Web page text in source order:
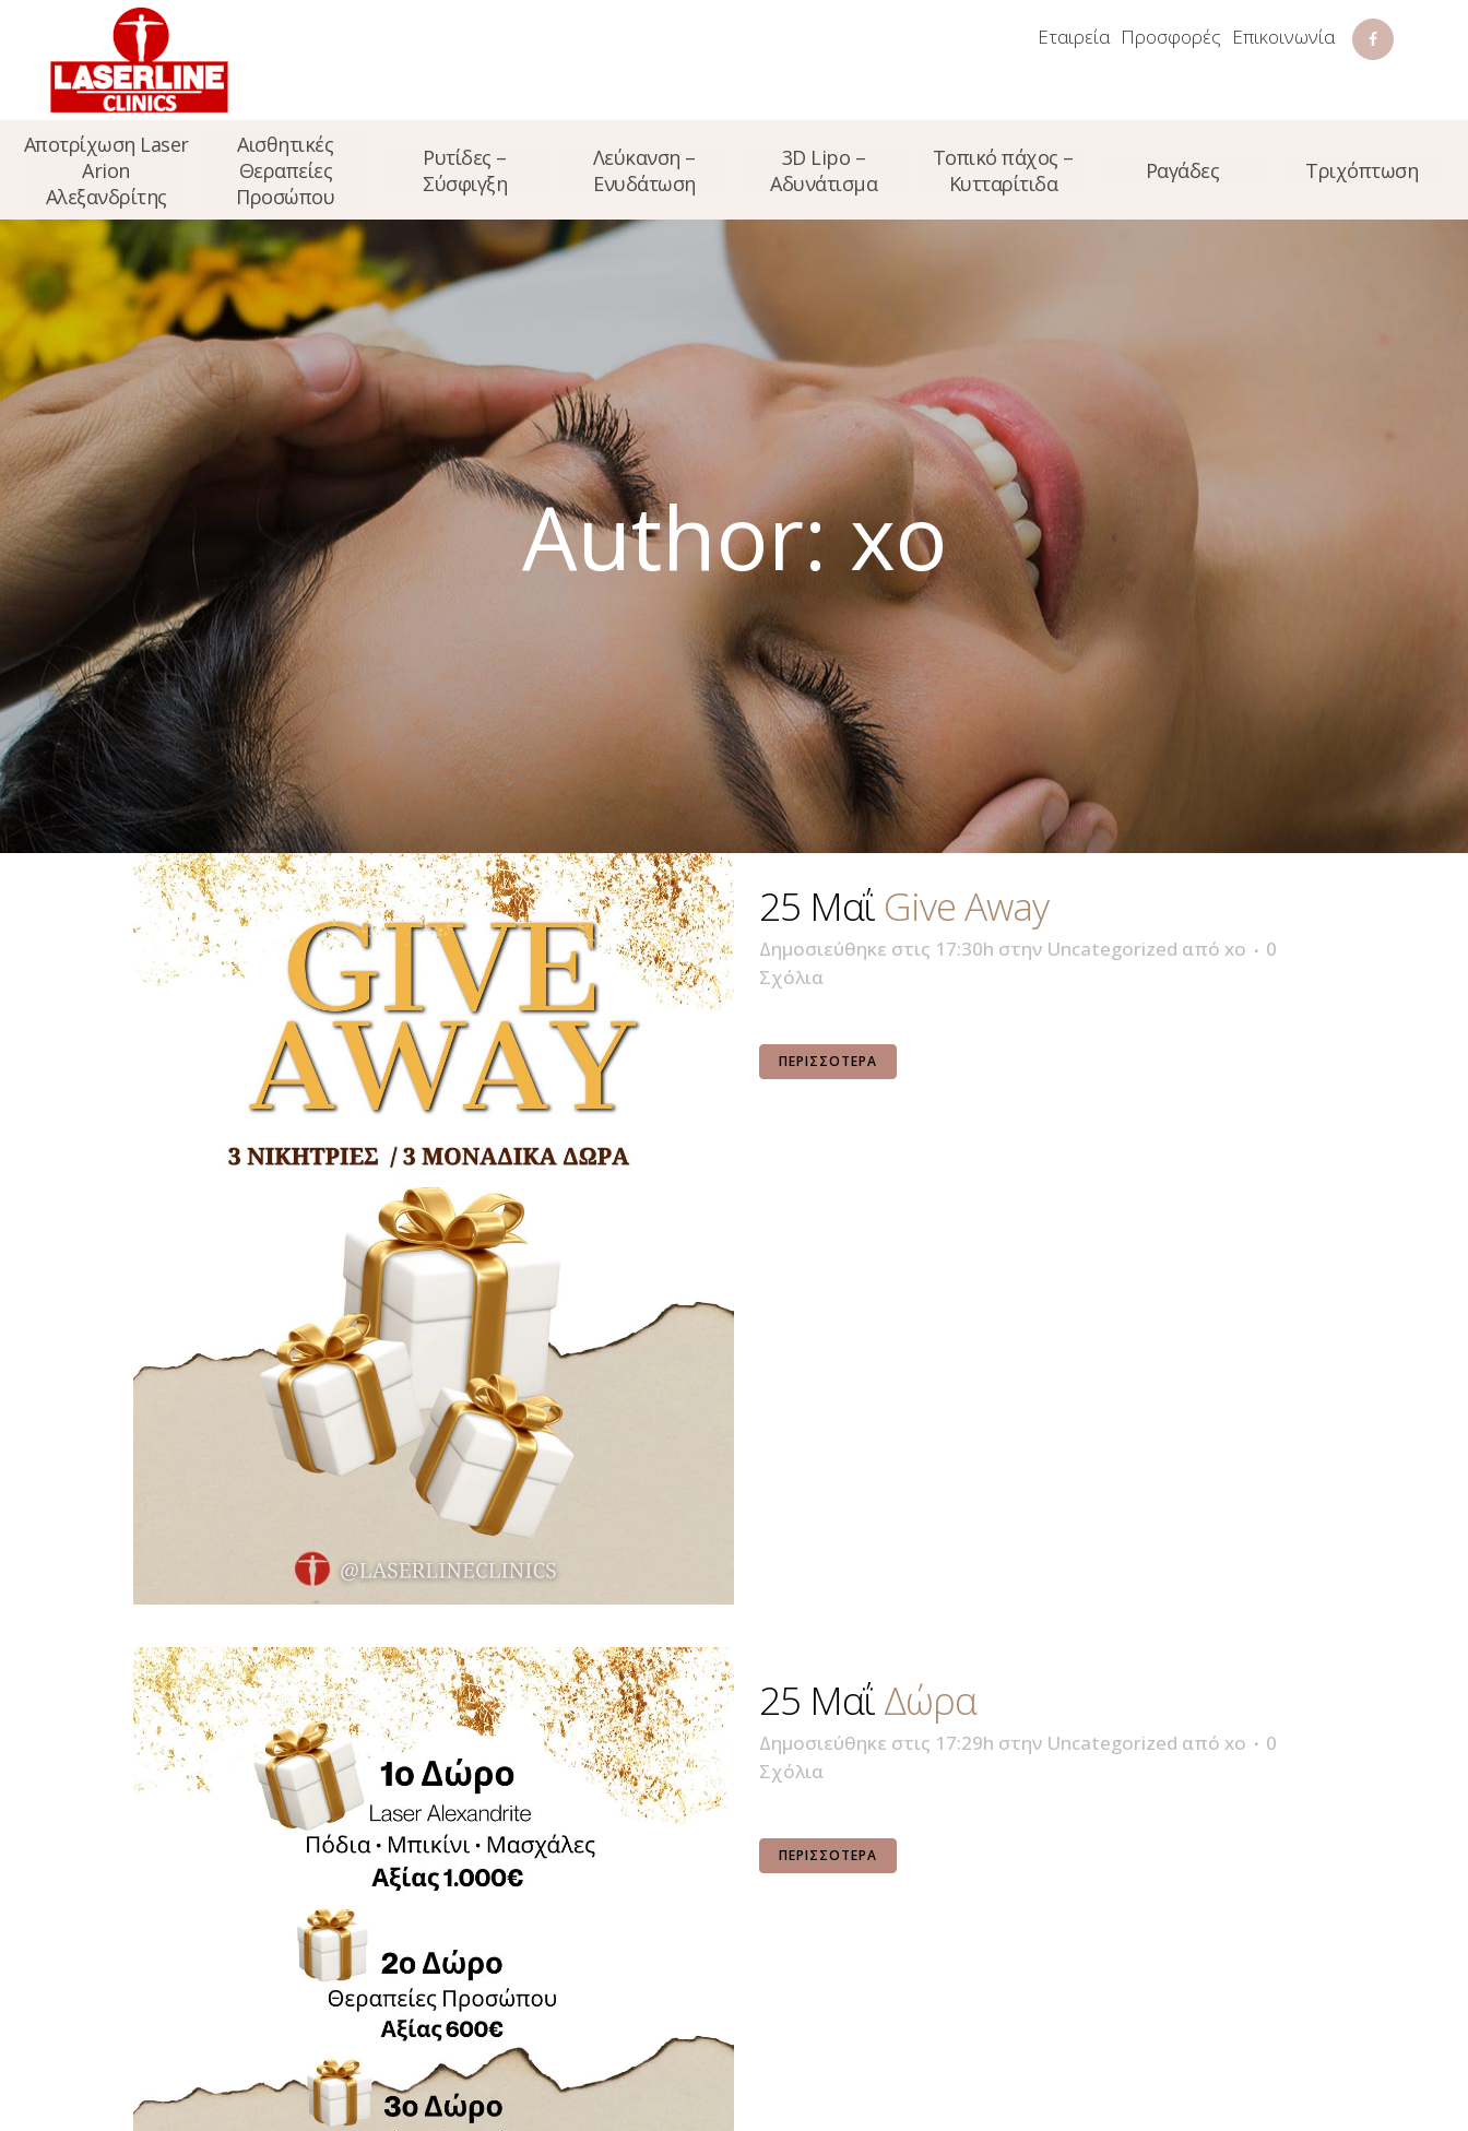
Εταιρεία Προσφορές Επικοινωνία
Αποτρίχωση Laser
Arion
Αλεξανδρίτης
Αισθητικές
Θεραπείες
Προσώπου
Ρυτίδες –
Σύσφιγξη
Λεύκανση –
Ενυδάτωση
3D Lipo –
Αδυνάτισμα
Τοπικό πάχος –
Κυτταρίτιδα
Ραγάδες Τριχόπτωση
Author: xo
25 Μαΐ Give Away
Δημοσιεύθηκε στις 17:30h στην Uncategorized από xo
0
Σχόλια
ΠΕΡΙΣΣΌΤΕΡΑ
25 ΜαΐΔώρα
Δημοσιεύθηκε στις 17:29h στην Uncategorized από xo
0
Σχόλια
ΠΕΡΙΣΣΌΤΕΡΑ